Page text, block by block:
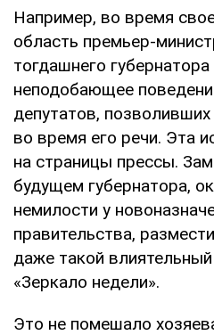
Например, во время
область премьер-
тогдашнего
неподобающее
депутатов,
во время его речи. Эта
на страницы прессы.
будущем губернатора,
немилости у
правительства,
даже такой
«Зеркало недели».
Это не помешало